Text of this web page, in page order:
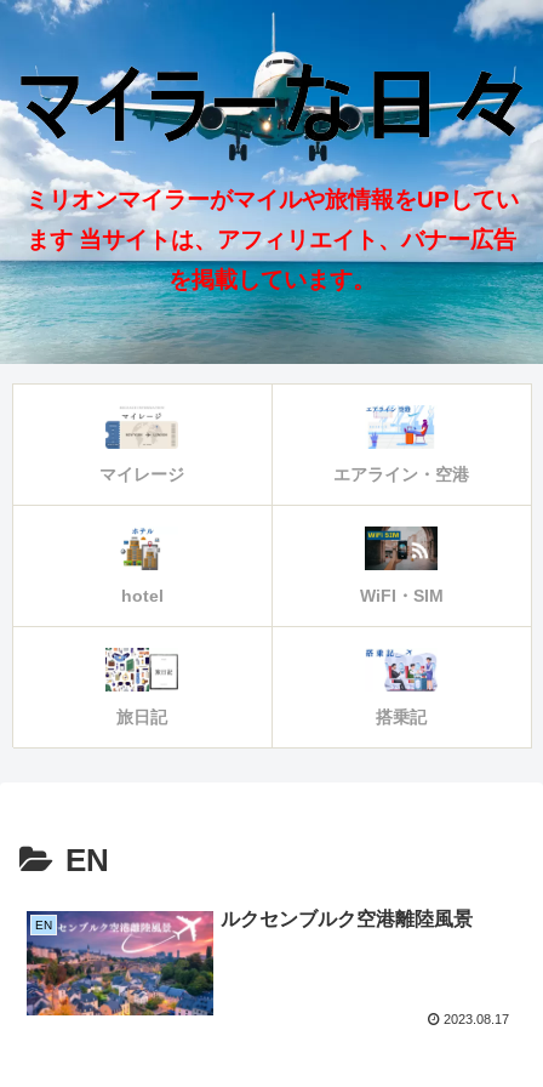
ミリオンマイラーがマイルや旅情報をUPしてい
ます 当サイトは、アフィリエイト、バナー広告
を掲載しています。
マイレージ エアライン・空港
hotel WiFI・SIM
旅日記 搭乗記
EN
EN ルクセンブルク空港離陸風景
2023.08.17